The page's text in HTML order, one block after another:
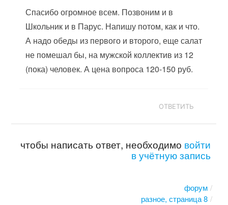
Спасибо огромное всем. Позвоним и в
Школьник и в Парус. Напишу потом, как и что.
А надо обеды из первого и второго, еще салат
не помешал бы, на мужской коллектив из 12
(пока) человек. А цена вопроса 120-150 руб.
ОТВЕТИТЬ
чтобы написать ответ, необходимо войти
в учётную запись
форум
разное, страница 8